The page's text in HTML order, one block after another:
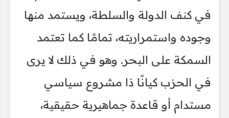
في كنف الدولة والسلطة، ويستمد منها
وجوده واستمراريته، تمامًا كما تعتمد
السمكة على البحر. وهو في ذلك لا يرى
في الحزب كيانًا ذا مشروع سياسي
مستدام أو قاعدة جماهيرية حقيقية،